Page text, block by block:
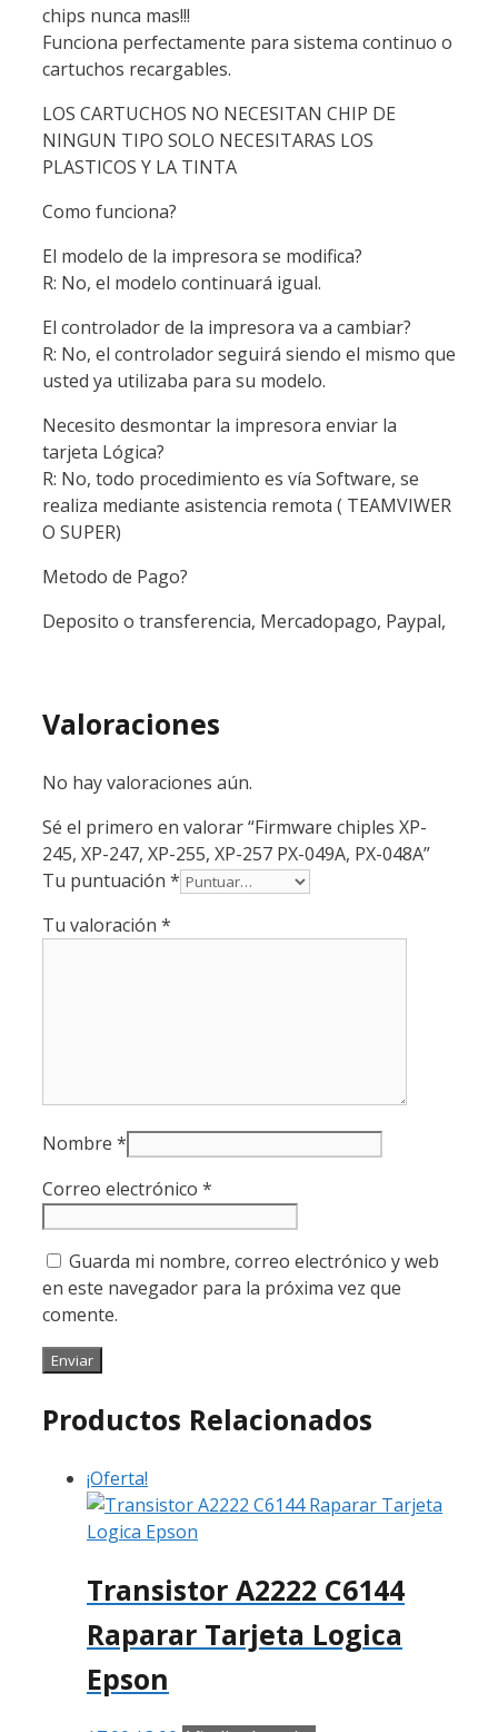
chips nunca mas!!!
Funciona perfectamente para sistema continuo o
cartuchos recargables.
LOS CARTUCHOS NO NECESITAN CHIP DE
NINGUN TIPO SOLO NECESITARAS LOS
PLASTICOS Y LA TINTA
Como funciona?
El modelo de la impresora se modifica?
R: No, el modelo continuará igual.
El controlador de la impresora va a cambiar?
R: No, el controlador seguirá siendo el mismo que
usted ya utilizaba para su modelo.
Necesito desmontar la impresora enviar la
tarjeta Lógica?
R: No, todo procedimiento es vía Software, se
realiza mediante asistencia remota ( TEAMVIWER
O SUPER)
Metodo de Pago?
Deposito o transferencia, Mercadopago, Paypal,
Valoraciones
No hay valoraciones aún.
Sé el primero en valorar “Firmware chiples XP-
245, XP-247, XP-255, XP-257 PX-049A, PX-048A”
Tu puntuación *
Tu valoración *
Nombre *
Correo electrónico *
Guarda mi nombre, correo electrónico y web
en este navegador para la próxima vez que
comente.
Productos Relacionados
¡Oferta!
Transistor A2222 C6144
Raparar Tarjeta Logica
Epson